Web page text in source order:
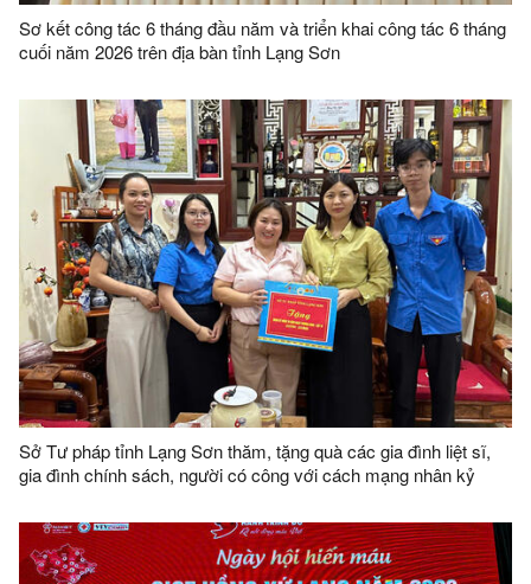
Sơ kết công tác 6 tháng đầu năm và triển khai công tác 6 tháng
cuối năm 2026 trên địa bàn tỉnh Lạng Sơn
Sở Tư pháp tỉnh Lạng Sơn thăm, tặng quà các gia đình liệt sĩ,
gia đình chính sách, người có công với cách mạng nhân kỷ